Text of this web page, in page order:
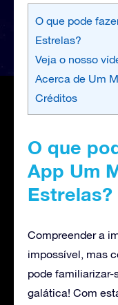
O que pode
Estrelas?
Veja o nosso
Acerca de Um
Créditos
O que
App Um
Estrelas?
Compreender a
impossível, mas
pode familiarizar-
galática! Com